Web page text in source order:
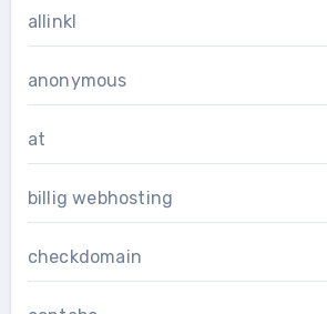
allinkl
anonymous
at
billig webhosting
checkdomain